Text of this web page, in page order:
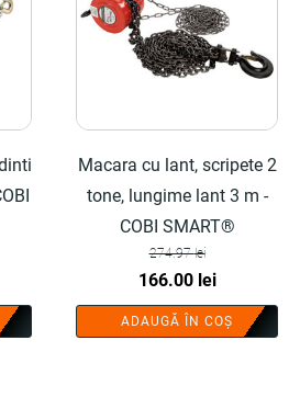
Macara cu lant, scripete 2
tone, lungime lant 3 m -
COBI SMART®
274.97lei
Prețul
inițial
a
166.00 leiPrețul
curent
este:
ADAUGĂ ÎN COȘ